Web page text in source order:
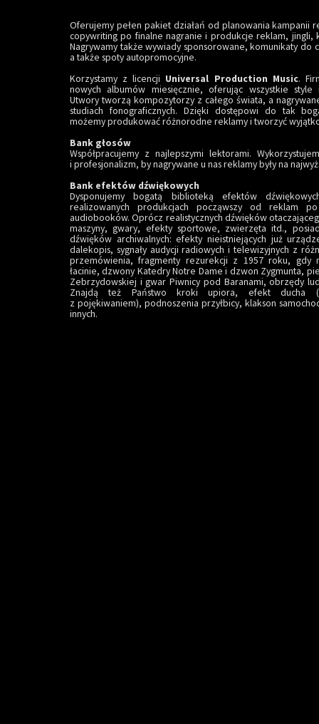
Oferujemy pełen pakiet działań od planowania kampanii
copywriting po finalne nagranie i produkcje reklam, jingli,
Nagrywamy także wywiady sponsorowane, komunikaty do
a także spoty autopromocyjne.
Korzystamy z licencji Universal Production Music.
nowych albumów miesięcznie, oferując wszystkie
Utwory tworzą kompozytorzy z całego świata, a
studiach fonograficznych. Dzięki dostępowi do tak
możemy produkować różnorodne reklamy i tworzyć
Bank głosów
Współpracujemy z najlepszymi lektorami.
i profesjonalizm, by nagrywane u nas reklamy były na
Bank efektów dźwiękowych
Dysponujemy bogatą biblioteką efektów
realizowanych produkcjach począwszy od reklam
audiobooków. Oprócz realistycznych dźwięków
maszyny, gwary, efekty sportowe, zwierzęta itd.,
dźwięków archiwalnych: efekty nieistniejących już
dalekopis, sygnały audycji radiowych i telewizyjnych z
przemówienia, fragmenty rezurekcji z 1957 roku, gdy
łacinie, dzwony Katedry Notre Dame i dzwon Zygmunta,
Zebrzydowskiej i gwar Piwnicy pod Baranami, obrzędy
Znajdą też Państwo kroki upiora, efekt ducha
z pojękiwaniem), podnoszenia przyłbicy, klakson
innych.